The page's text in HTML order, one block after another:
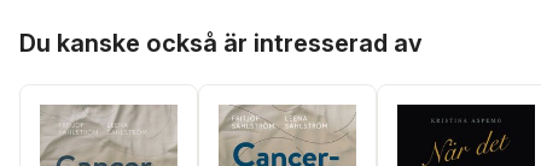
Du kanske också är intresserad av